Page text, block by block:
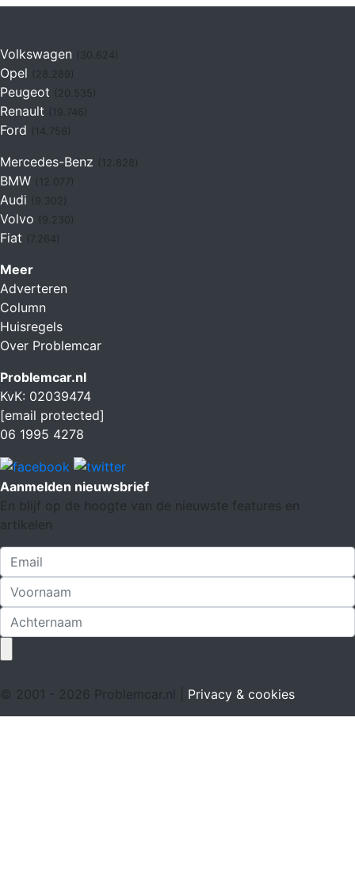
Volkswagen (30.624)
Opel
Peugeot
Renault (19.746)
Ford (14.756)
Mercedes-Benz
BMW
Audi
Volvo
Fiat (7.264)
Meer
Adverteren
Column
Huisregels
Over Problemcar
Problemcar.nl
KvK: 02039474
[email protected]
06 1995 4278
Aanmelden nieuwsbrief
En blijf op de hoogte van de nieuwste features en
artikelen
© 2001 - 2026 Problemcar.nl | Privacy & cookies